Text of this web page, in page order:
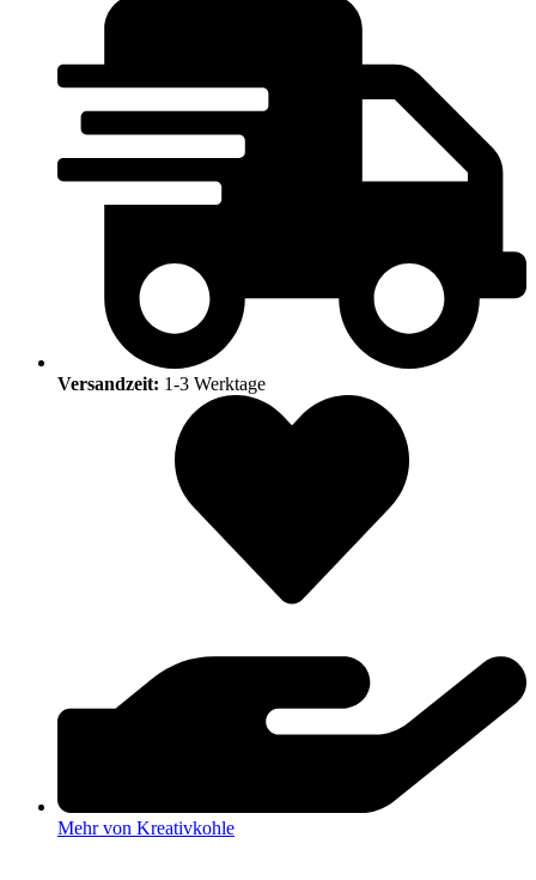
Versandzeit: 1-3 Werktage
Mehr von Kreativkohle